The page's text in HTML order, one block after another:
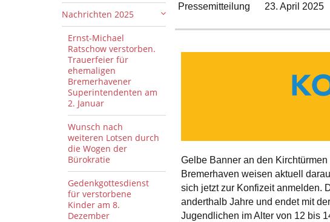
Nachrichten 2025
Ernst-Michael
Ratschow verstorben.
Trauerfeier für
ehemaligen
Bremerhavener
Superintendenten am
2. Januar
Wunsch nach
weiteren Lotsen durch
die Wogen der
Bürokratie
Gedenkgottesdienst
für verstorbene
Kinder am 8.
Dezember
Pressemitteilung 23. April 2025
Gelbe Banner an den
Bremerhaven weisen aktuell
sich jetzt zur Konfizeit anmelden.
anderthalb Jahre und endet mit
Jugendlichen im Alter von 12 bis